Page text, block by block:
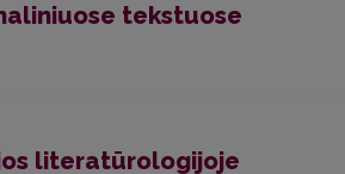
tekstuose
literatūrologijoje